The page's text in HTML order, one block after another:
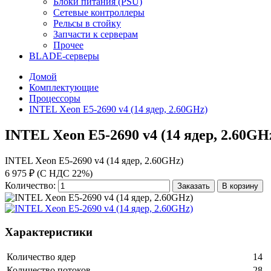
Сетевые контроллеры
Рельсы в стойку
Запчасти к серверам
Прочее
BLADE-серверы
Домой
Комплектующие
Процессоры
INTEL Xeon E5-2690 v4 (14 ядер, 2.60GHz)
INTEL Xeon E5-2690 v4 (14 ядер,
INTEL Xeon E5-2690 v4 (14 ядер, 2.60GHz)
6 975 ₽ (С НДС 22%)
Количество:
Заказать В корзину
Характеристики
Количество ядер
14